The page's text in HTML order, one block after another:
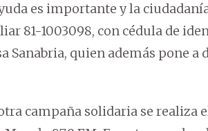
es importante y la
81-1003098, con cédula de
Sanabria, quien además pone
campaña solidaria se realiza